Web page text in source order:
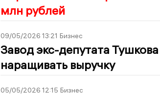
млн рублей
09/05/2026 13:21 Бизнес
Завод экс-депутата
наращивать выручку
05/05/2026 12:15 Бизнес